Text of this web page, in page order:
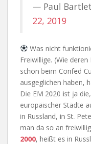
— Paul
22, 2019
Was nicht
Freiwillige. (Wie
schon beim Confed
ausgeglichen haben,
Die EM 2020 ist ja
europäischer Städte
in Russland, in St.
man da so an
2000, heißt es in